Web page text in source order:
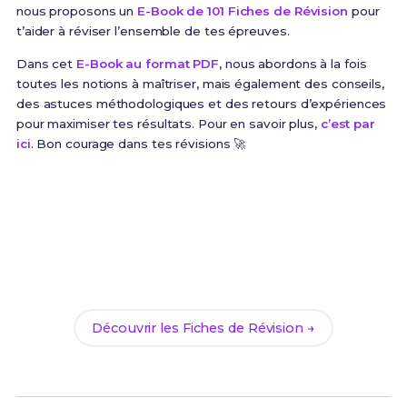
nous proposons un E-Book de 101 Fiches de Révision pour
t’aider à réviser l’ensemble de tes épreuves.
Dans cet E-Book au format PDF, nous abordons à la fois
toutes les notions à maîtriser, mais également des conseils,
des astuces méthodologiques et des retours d’expériences
pour maximiser tes résultats. Pour en savoir plus, c’est par
ici. Bon courage dans tes révisions 🚀
Découvrir les Fiches de Révision →